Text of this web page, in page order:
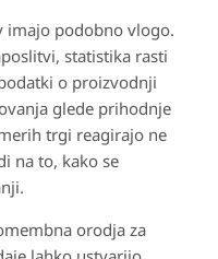
imajo podobno vlogo.
statistika rasti
o proizvodnji
glede prihodnje
trgi reagirajo ne
na to, kako se
orodja za